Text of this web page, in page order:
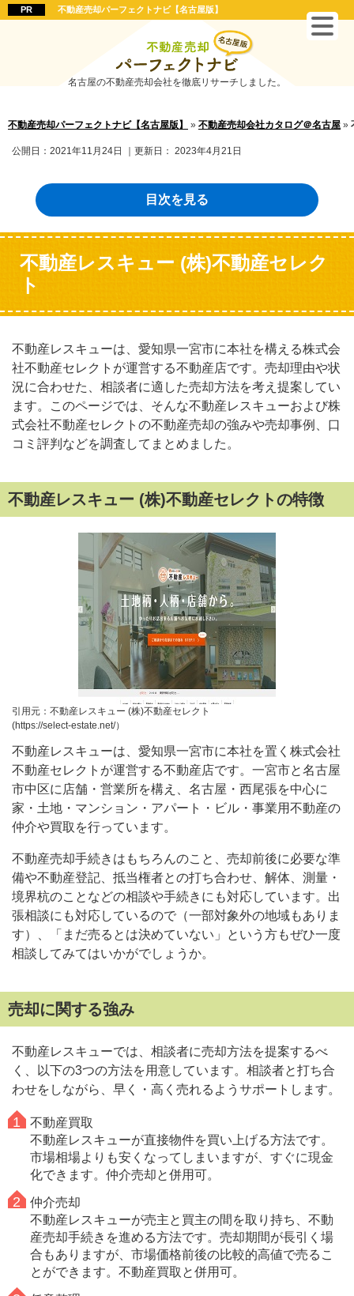
不動産売却パーフェクトナビ【名古屋版】
名古屋の不動産売却会社を徹底リサーチしました。
不動産売却パーフェクトナビ【名古屋版】 » 不動産売却会社カタログ＠名古屋 »
公開日： 2021年11月24日 ｜更新日： 2023年4月21日
目次を見る
不動産レスキュー (株)不動産セレク
ト
不動産レスキューは、愛知県一宮市に本社を構える株式会
社不動産セレクトが運営する不動産店です。売却理由や状
況に合わせた、相談者に適した売却方法を考え提案してい
ます。このページでは、そんな不動産レスキューおよび株
式会社不動産セレクトの不動産売却の強みや売却事例、口
コミ評判などを調査してまとめました。
不動産レスキュー (株)不動産セレクトの特徴
引用元：不動産レスキュー (株)不動産セレクト
(https://select-estate.net/）
不動産レスキューは、愛知県一宮市に本社を置く株式会社
不動産セレクトが運営する不動産店です。一宮市と名古屋
市中区に店舗・営業所を構え、名古屋・西尾張を中心に
家・土地・マンション・アパート・ビル・事業用不動産の
仲介や買取を行っています。
不動産売却手続きはもちろんのこと、売却前後に必要な準
備や不動産登記、抵当権者との打ち合わせ、解体、測量・
境界杭のことなどの相談や手続きにも対応しています。出
張相談にも対応しているので（一部対象外の地域もありま
す）、「まだ売るとは決めていない」という方もぜひ一度
相談してみてはいかがでしょうか。
売却に関する強み
不動産レスキューでは、相談者に売却方法を提案するべ
く、以下の3つの方法を用意しています。相談者と打ち合
わせをしながら、早く・高く売れるようサポートします。
不動産買取
不動産レスキューが直接物件を買い上げる方法です。
市場相場よりも安くなってしまいますが、すぐに現金
化できます。仲介売却と併用可。
仲介売却
不動産レスキューが売主と買主の間を取り持ち、不動
産売却手続きを進める方法です。売却期間が長引く場
合もありますが、市場価格前後の比較的高値で売るこ
とができます。不動産買取と併用可。